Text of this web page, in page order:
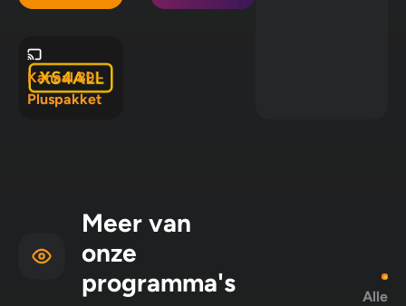
in Mix 5, Mix
Kanaal 89 -
Pluspakket
Meer van
onze
programma's
Alle